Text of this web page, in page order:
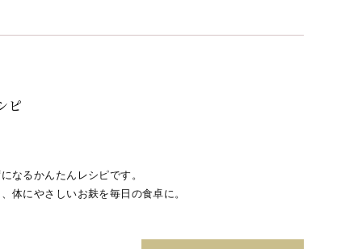
ピ
なるかんたんレシピです。
体にやさしいお麸を毎日の食卓に。